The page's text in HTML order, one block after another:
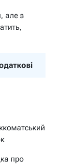
але з
про